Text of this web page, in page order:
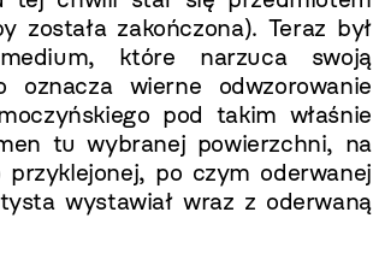
zakończona). Teraz był
które narzuca swoją
oznacza wierne odwzorowanie
pod takim właśnie
tu wybranej powierzchni, na
po czym oderwanej
wystawiał wraz z oderwaną